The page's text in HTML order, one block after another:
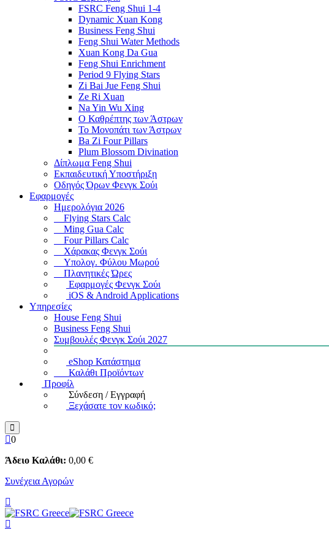
FSRC Feng Shui 1-4
Dynamic Xuan Kong
Business Feng Shui
Feng Shui Water Methods
Xuan Kong Da Gua
Feng Shui Enrichment
Period 9 Flying Stars
Zi Bai Jue Feng Shui
Ze Ri Xuan
Na Yin Wu Xing
Ο Καθρέπτης των Άστρων
Το Μονοπάτι των Άστρων
Ba Zi Four Pillars
Plum Blossom Divination
Δίπλωμα Feng Shui
Εκπαιδευτική Υποστήριξη
Οδηγός Όρων Φενγκ Σούι
Εφαρμογές
Ημερολόγια 2026
Flying Stars Calc
Ming Gua Calc
Four Pillars Calc
Χάρακας Φενγκ Σούι
Υπολογ. Φύλου Μωρού
Πλανητικές Ώρες
Εφαρμογές Φενγκ Σούι
iOS & Android Applications
Υπηρεσίες
House Feng Shui
Business Feng Shui
Συμβουλές Φενγκ Σούι 2027
eShop Κατάστημα
Καλάθι Προϊόντων
Προφίλ
Σύνδεση / Εγγραφή
Ξεχάσατε τον κωδικό;
0
Άδειο Καλάθι: 0,00 €
Συνέχεια Αγορών